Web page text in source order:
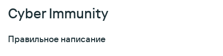
Cyber Immunity
Правильное написание